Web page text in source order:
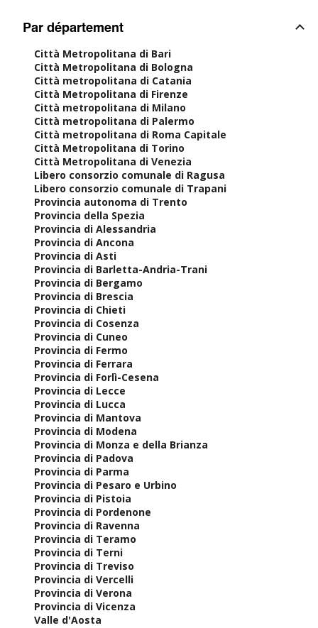
Par département
Città Metropolitana di Bari
Città Metropolitana di Bologna
Città metropolitana di Catania
Città Metropolitana di Firenze
Città metropolitana di Milano
Città metropolitana di Palermo
Città metropolitana di Roma Capitale
Città Metropolitana di Torino
Città Metropolitana di Venezia
Libero consorzio comunale di Ragusa
Libero consorzio comunale di Trapani
Provincia autonoma di Trento
Provincia della Spezia
Provincia di Alessandria
Provincia di Ancona
Provincia di Asti
Provincia di Barletta-Andria-Trani
Provincia di Bergamo
Provincia di Brescia
Provincia di Chieti
Provincia di Cosenza
Provincia di Cuneo
Provincia di Fermo
Provincia di Ferrara
Provincia di Forlì-Cesena
Provincia di Lecce
Provincia di Lucca
Provincia di Mantova
Provincia di Modena
Provincia di Monza e della Brianza
Provincia di Padova
Provincia di Parma
Provincia di Pesaro e Urbino
Provincia di Pistoia
Provincia di Pordenone
Provincia di Ravenna
Provincia di Teramo
Provincia di Terni
Provincia di Treviso
Provincia di Vercelli
Provincia di Verona
Provincia di Vicenza
Valle d'Aosta